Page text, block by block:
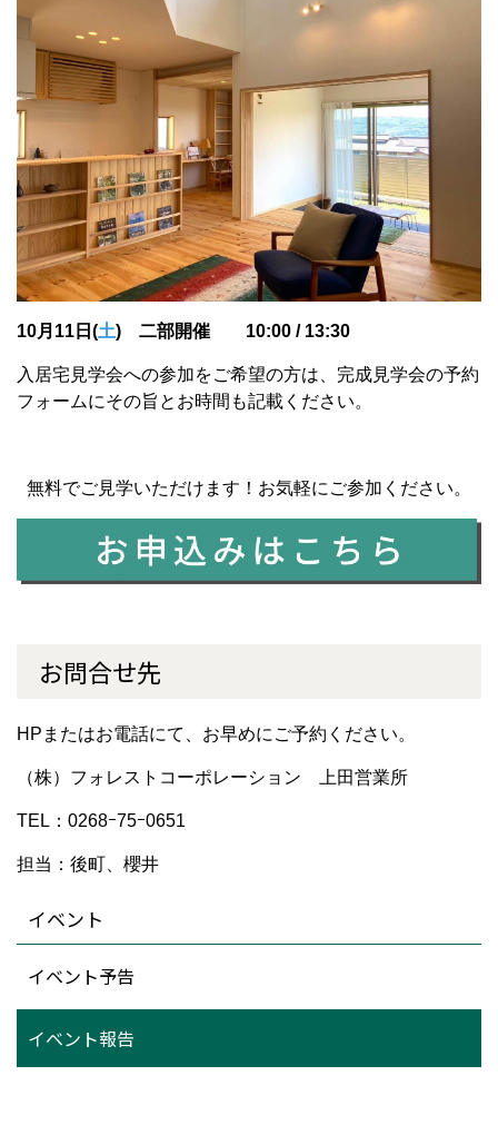
10月11日(土) 二部開催 10:00 / 13:30
入居宅見学会への参加をご希望の方は、完成見学会の予約
フォームにその旨とお時間も記載ください。
無料でご見学いただけます！お気軽にご参加ください。
お問合せ先
HPまたはお電話にて、お早めにご予約ください。
（株）フォレストコーポレーション 上田営業所
TEL：0268ｰ75ｰ0651
担当：後町、櫻井
イベント
イベント予告
イベント報告